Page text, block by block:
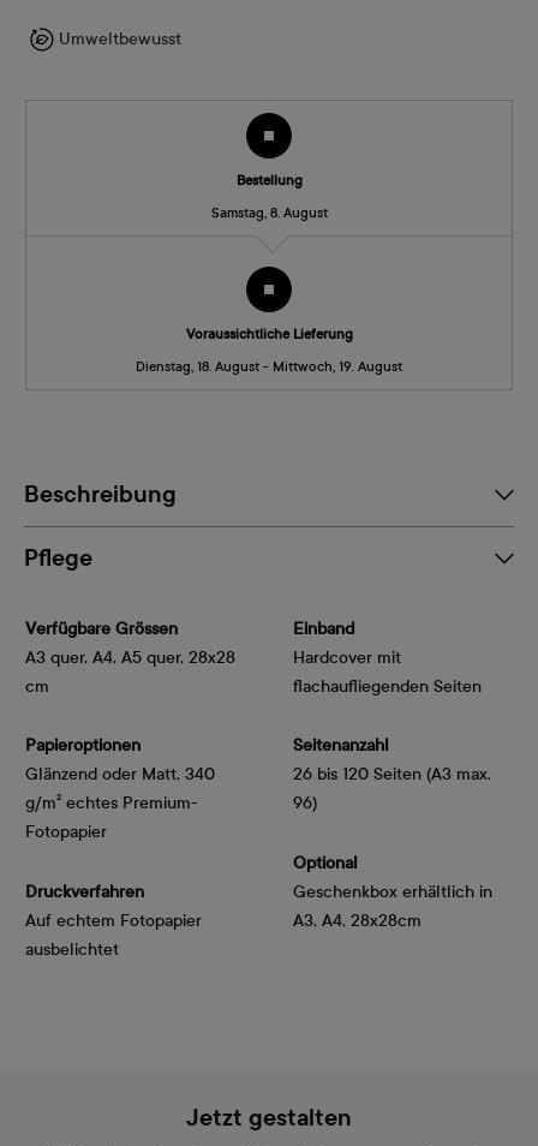
Umweltbewusst
Bestellung
Samstag, 8. August
Voraussichtliche Lieferung
Dienstag, 18. August - Mittwoch, 19. August
Beschreibung
Pflege
Verfügbare Grössen
A3 quer, A4, A5 quer, 28x28
cm
Papieroptionen
Glänzend oder Matt, 340
g/m² echtes Premium-
Fotopapier
Druckverfahren
Auf echtem Fotopapier
ausbelichtet
Einband
Hardcover mit
flachaufliegenden Seiten
Seitenanzahl
26 bis 120 Seiten (A3 max.
96)
Optional
Geschenkbox erhältlich in
A3, A4, 28x28cm
Jetzt gestalten